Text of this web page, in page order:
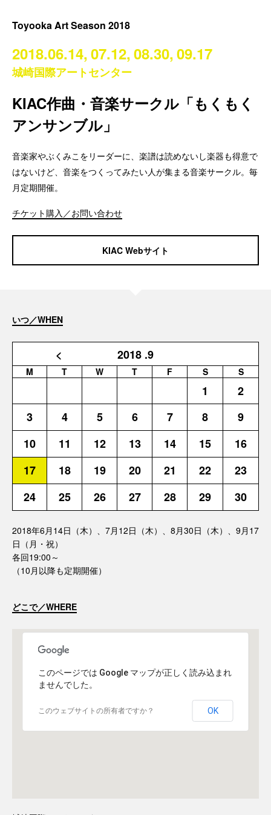
Toyooka Art Season 2018
2018.06.14,07.12,08.30,09.17
城崎国際アートセンター
KIAC作曲・音楽サークル「もくもく
アンサンブル」
音楽家やぶくみこをリーダーに、楽譜は読めないし楽器も得意で
はないけど、音楽をつくってみたい人が集まる音楽サークル。毎
月定期開催。
チケット購入／お問い合わせ
KIAC Webサイト
いつ／WHEN
< 2018 .9
M T W T F S S
1
2
3
4 5 6 7 8
9
10
11 12 13 14 15
16
17
18 19 20 21 22
23
24
25 26 27 28 29 30
2018年6月14日（木）、7月12日（木）、8月30日（木）、9月17
日（月・祝）
各回19:00～
（10月以降も定期開催）
どこで／WHERE
このページでは Google マップが正しく読み込まれ
ませんでした。
このウェブサイトの所有者ですか？ OK